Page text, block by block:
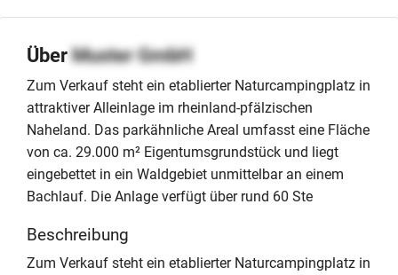
ÜberMuster GmbH
Zum Verkauf steht ein etablierter Naturcampingplatz in
attraktiver Alleinlage im rheinland-pfälzischen
Naheland. Das parkähnliche Areal umfasst eine Fläche
von ca. 29.000 m² Eigentumsgrundstück und liegt
eingebettet in ein Waldgebiet unmittelbar an einem
Bachlauf. Die Anlage verfügt über rund 60 Ste
Beschreibung
Zum Verkauf steht ein etablierter Naturcampingplatz in